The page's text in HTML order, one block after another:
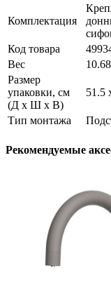
Комплектация
Код товара
Вес
Размер
упаковки, см
(Д х Ш х В)
51.5
Тип монтажа
Рекомендуемые